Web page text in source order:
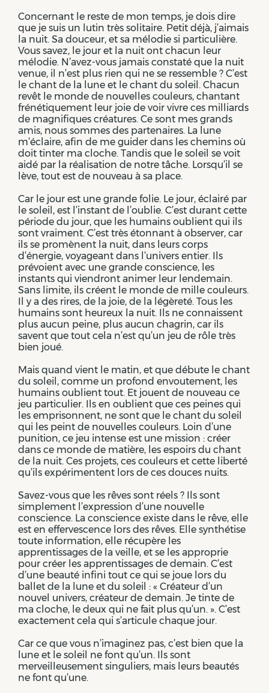
Concernant le reste de mon temps, je dois dire
que je suis un lutin très solitaire. Petit déjà, j’aimais
la nuit. Sa douceur, et sa mélodie si particulière.
Vous savez, le jour et la nuit ont chacun leur
mélodie. N’avez-vous jamais constaté que la nuit
venue, il n’est plus rien qui ne se ressemble ? C’est
le chant de la lune et le chant du soleil. Chacun
revêt le monde de nouvelles couleurs, chantant
frénétiquement leur joie de voir vivre ces milliards
de magnifiques créatures. Ce sont mes grands
amis, nous sommes des partenaires. La lune
m’éclaire, afin de me guider dans les chemins où
doit tinter ma cloche. Tandis que le soleil se voit
aidé par la réalisation de notre tâche. Lorsqu’il se
lève, tout est de nouveau à sa place.
Car le jour est une grande folie. Le jour, éclairé par
le soleil, est l’instant de l’oublie. C’est durant cette
période du jour, que les humains oublient qui ils
sont vraiment. C’est très étonnant à observer, car
ils se promènent la nuit, dans leurs corps
d’énergie, voyageant dans l’univers entier. Ils
prévoient avec une grande conscience, les
instants qui viendront animer leur lendemain.
Sans limite, ils créent le monde de mille couleurs.
Il y a des rires, de la joie, de la légèreté. Tous les
humains sont heureux la nuit. Ils ne connaissent
plus aucun peine, plus aucun chagrin, car ils
savent que tout cela n’est qu’un jeu de rôle très
bien joué.
Mais quand vient le matin, et que débute le chant
du soleil, comme un profond envoutement, les
humains oublient tout. Et jouent de nouveau ce
jeu particulier. Ils en oublient que ces peines qui
les emprisonnent, ne sont que le chant du soleil
qui les peint de nouvelles couleurs. Loin d’une
punition, ce jeu intense est une mission : créer
dans ce monde de matière, les espoirs du chant
de la nuit. Ces projets, ces couleurs et cette liberté
qu’ils expérimentent lors de ces douces nuits.
Savez-vous que les rêves sont réels ? Ils sont
simplement l’expression d’une nouvelle
conscience. La conscience existe dans le rêve, elle
est en effervescence lors des rêves. Elle synthétise
toute information, elle récupère les
apprentissages de la veille, et se les approprie
pour créer les apprentissages de demain. C’est
d’une beauté infini tout ce qui se joue lors du
ballet de la lune et du soleil : « Créateur d’un
nouvel univers, créateur de demain. Je tinte de
ma cloche, le deux qui ne fait plus qu’un. ». C’est
exactement cela qui s’articule chaque jour.
Car ce que vous n’imaginez pas, c’est bien que la
lune et le soleil ne font qu’un. Ils sont
merveilleusement singuliers, mais leurs beautés
ne font qu’une.